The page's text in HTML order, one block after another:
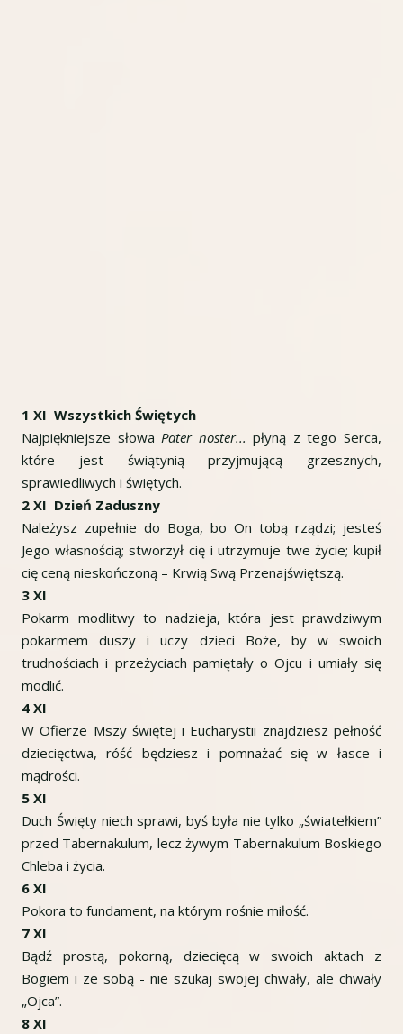
1 XI Wszystkich Świętych
Najpiękniejsze słowaPater noster... płyną z tego Serca,
które jest świątynią przyjmującą grzesznych,
sprawiedliwych i świętych.
2 XI Dzień Zaduszny
Należysz zupełnie do Boga, bo On tobą rządzi; jesteś
Jego własnością; stworzył cię i utrzymuje twe życie; kupił
cię ceną nieskończoną – Krwią Swą Przenajświętszą.
3 XI
Pokarm modlitwy to nadzieja, która jest prawdziwym
pokarmem duszy i uczy dzieci Boże, by w swoich
trudnościach i przeżyciach pamiętały o Ojcu i umiały się
modlić.
4 XI
W Ofierze Mszy świętej i Eucharystii znajdziesz pełność
dziecięctwa, róść będziesz i pomnażać się w łasce i
mądrości.
5 XI
Duch Święty niech sprawi, byś była nie tylko „światełkiem”
przed Tabernakulum, lecz żywym Tabernakulum Boskiego
Chleba i życia.
6 XI
Pokora to fundament, na którym rośnie miłość.
7 XI
Bądź prostą, pokorną, dziecięcą w swoich aktach z
Bogiem i ze sobą - nie szukaj swojej chwały, ale chwały
„Ojca”.
8 XI